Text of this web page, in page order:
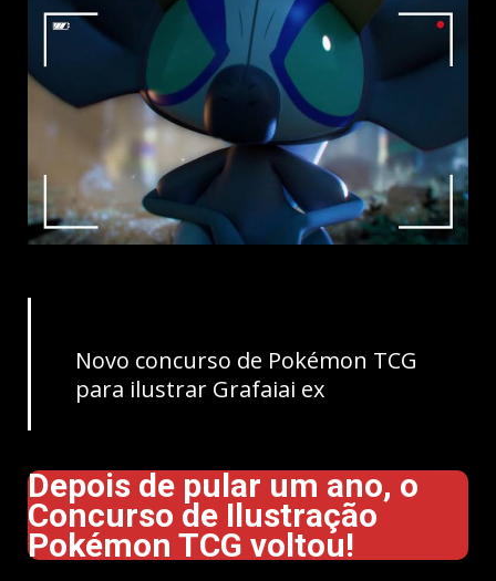
Novo concurso de Pokémon TCG
para ilustrar Grafaiai ex
Depois de pular um ano, o
Concurso de Ilustração
Pokémon TCG voltou!